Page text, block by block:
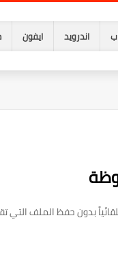
اندرويد ايفون
بدون حفظ الملف التي